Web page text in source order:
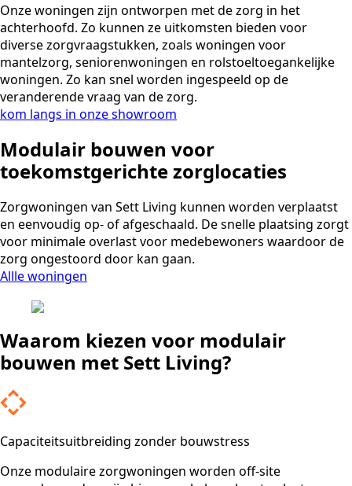
Onze woningen zijn ontworpen met de zorg in het
achterhoofd. Zo kunnen ze uitkomsten bieden voor
diverse zorgvraagstukken, zoals woningen voor
mantelzorg, seniorenwoningen en rolstoeltoegankelijke
woningen. Zo kan snel worden ingespeeld op de
veranderende vraag van de zorg.
kom langs in onze showroom
Modulair bouwen voor
toekomstgerichte zorglocaties
Zorgwoningen van Sett Living kunnen worden verplaatst
en eenvoudig op- of afgeschaald. De snelle plaatsing zorgt
voor minimale overlast voor medebewoners waardoor de
zorg ongestoord door kan gaan.
Allle woningen
Waarom kiezen voor modulair
bouwen met Sett Living?
Capaciteitsuitbreiding zonder bouwstress
Onze modulaire zorgwoningen worden off-site